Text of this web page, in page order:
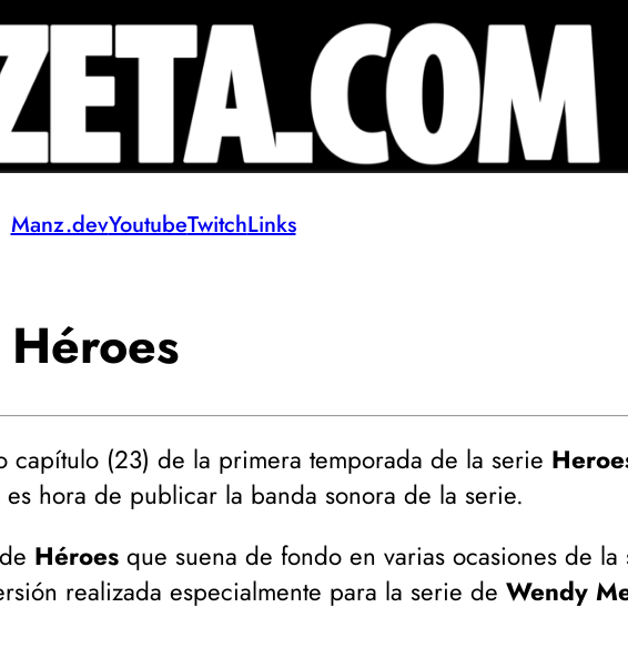
Manz.devYoutubeTwitchLinks
capítulo (23) de la primera temporada de la serie
es hora de publicar la banda sonora de la serie.
Héroes que suena de fondo en varias ocasiones de la
realizada especialmente para la serie de Wendy